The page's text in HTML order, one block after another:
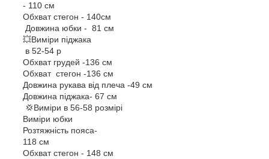
- 110 см
Обхват стегон - 140см
Довжина юбки - 81 см
💥Виміри піджака
в 52-54 р
Обхват грудей -136 см
Обхват стегон -136 см
Довжина рукава від плеча -49 см
Довжина піджака- 67 см
💢Виміри в 56-58 розмірі
Виміри юбки
Розтяжність пояса-
118 см
Обхват стегон - 148 см